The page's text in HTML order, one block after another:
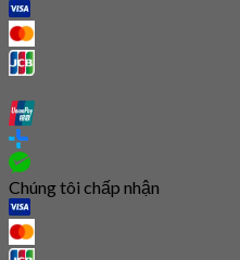
Chúng tôi chấp nhận